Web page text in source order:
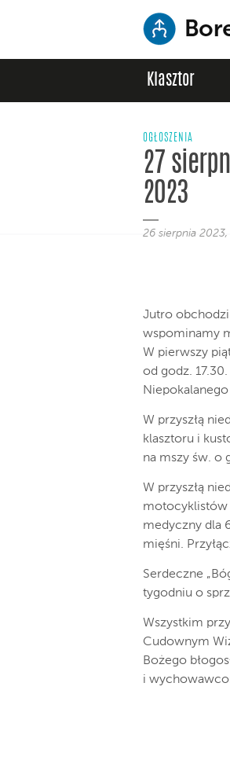
Klasztor
OGŁOSZENIA
27
2023
26 sierpnia 2023,
Jutro
wspominamy
W pierwszy
od godz.
W przyszłą
klasztoru i
na mszy św. o
W przyszłą
motocyklistów
medyczny dla
mięśni.
Serdeczne
tygodniu o
Wszystkim
Cudownym
Bożego
i